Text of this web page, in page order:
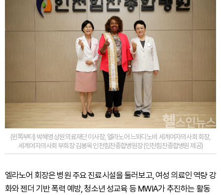
(왼쪽부터) 박혜영 상원의료재단 이사장, 엘라노어 느와디노비 세계여자의사회 회장,
세계여자의사회 부회장 김봉옥 인천힘찬종합병원장 (인천힘찬종합병원 제공)
엘라노어 회장은 병원 주요 진료시설을 둘러보고, 여성 의료인 역량 강
화와 젠더 기반 폭력 예방, 청소년 성교육 등 MWIA가 추진하는 활동